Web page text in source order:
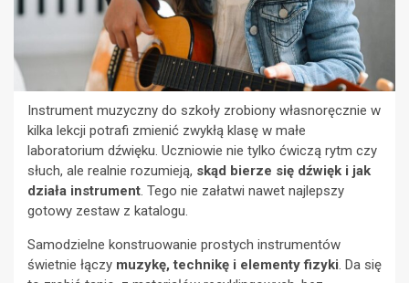
Instrument muzyczny do szkoły zrobiony własnoręcznie w
kilka lekcji potrafi zmienić zwykłą klasę w małe
laboratorium dźwięku. Uczniowie nie tylko ćwiczą rytm czy
słuch, ale realnie rozumieją, skąd bierze się dźwięk i jak
działa instrument. Tego nie załatwi nawet najlepszy
gotowy zestaw z katalogu.
Samodzielne konstruowanie prostych instrumentów
świetnie łączy muzykę, technikę i elementy fizyki. Da się